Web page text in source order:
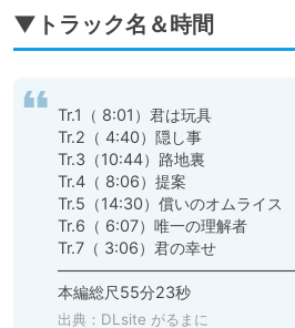
▼トラック名＆時間
Tr.1（ 8:01）君は玩具
Tr.2（ 4:40）隠し事
Tr.3（10:44）路地裏
Tr.4（ 8:06）提案
Tr.5（14:30）償いのオムライス
Tr.6（ 6:07）唯一の理解者
Tr.7（ 3:06）君の幸せ
本編総尺55分23秒
出典： DLsite がるまに